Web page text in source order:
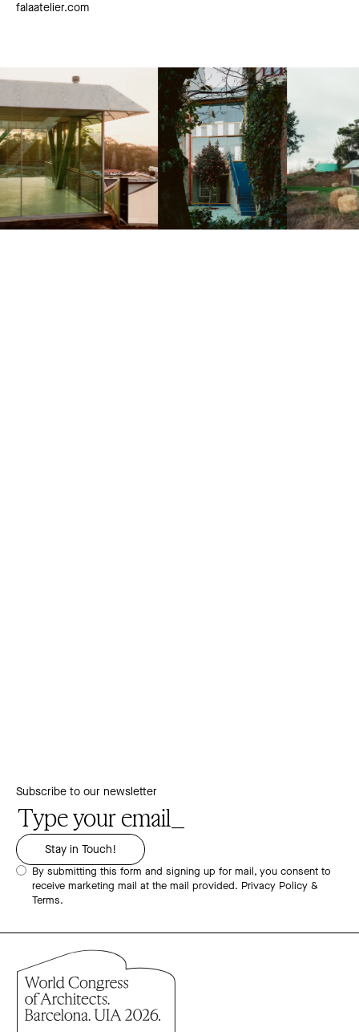
falaatelier.com
Subscribe to our newsletter
By submitting this form and signing up for mail, you consent to
receive marketing mail at the mail provided. Privacy Policy &
Terms.